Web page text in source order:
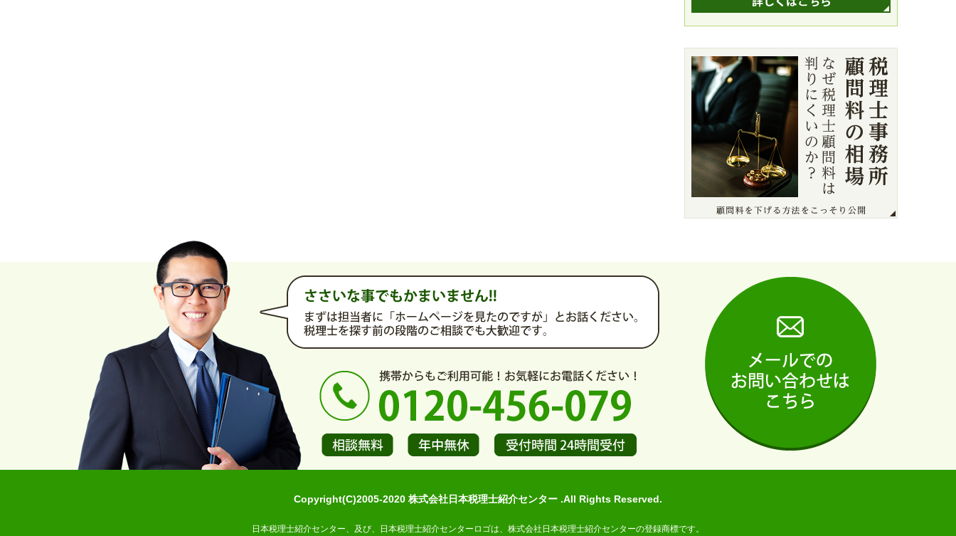
Copyright(C)2005-2020 株式会社日本税理士紹介センター .All Rights Reserved.
日本税理士紹介センター、及び、日本税理士紹介センターロゴは、株式会社日本税理士紹介センターの登録商標です。